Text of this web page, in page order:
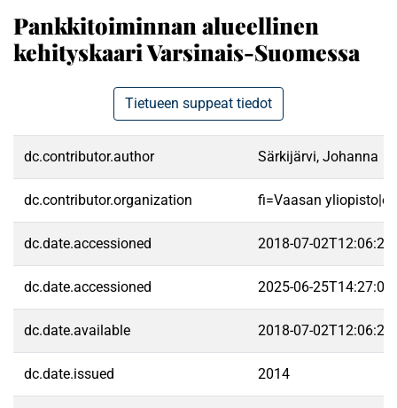
Pankkitoiminnan alueellinen
kehityskaari Varsinais-Suomessa
Tietueen suppeat tiedot
dc.contributor.author Särkijärvi, Johanna
dc.contributor.organization fi=Vaasan
dc.date.accessioned 2018-07-
dc.date.accessioned 2025-06-
dc.date.available 2018-07-
dc.date.issued 2014